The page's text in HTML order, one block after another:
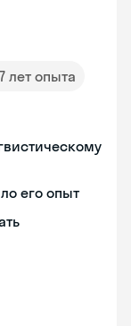
7 лет опыта
его опыт